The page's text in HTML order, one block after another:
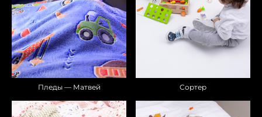
Пледы — Матвей Сортер